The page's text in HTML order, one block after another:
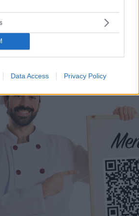
Data Access Privacy Policy
tus clientes la seguridad y el
Llega la transformación
Menú digital QR para el
de Chile con Recafy.